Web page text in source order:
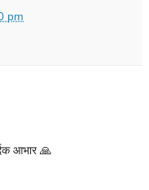
pm
आभार 🙏